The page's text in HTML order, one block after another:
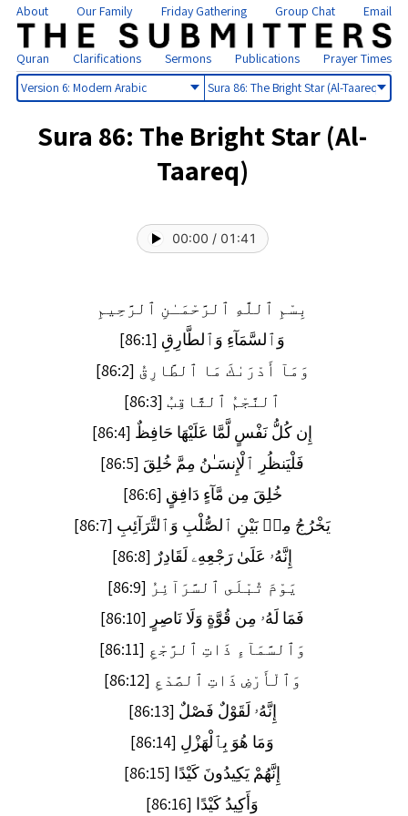
About Our Family Friday Gathering Group Chat Email
Quran Clarifications Sermons Publications Prayer Times
Select
Select
Sura 86: The Bright Star (Al-
Taareq)
00:00 / 01:41
بِسْمِ ٱللَّهِ ٱلرَّحْمَـٰنِ ٱلرَّحِيمِ
وَٱلسَّمَآءِ وَٱلطَّارِقِ [86:1]
وَمَآ أَدْرَىٰكَ مَا ٱلطَّارِقُ [86:2]
ٱلنَّجْمُ ٱلثَّاقِبُ [86:3]
إِن كُلُّ نَفْسٍ لَّمَّا عَلَيْهَا حَافِظٌ [86:4]
فَلْيَنظُرِ ٱلْإِنسَـٰنُ مِمَّ خُلِقَ [86:5]
خُلِقَ مِن مَّآءٍ دَافِقٍ [86:6]
يَخْرُجُ مِنۢ بَيْنِ ٱلصُّلْبِ وَٱلتَّرَآئِبِ [86:7]
إِنَّهُۥ عَلَىٰ رَجْعِهِۦ لَقَادِرٌ [86:8]
يَوْمَ تُبْلَى ٱلسَّرَآئِرُ [86:9]
فَمَا لَهُۥ مِن قُوَّةٍ وَلَا نَاصِرٍ [86:10]
وَٱلسَّمَآءِ ذَاتِ ٱلرَّجْعِ [86:11]
وَٱلْأَرْضِ ذَاتِ ٱلصَّدْعِ [86:12]
إِنَّهُۥ لَقَوْلٌ فَصْلٌ [86:13]
وَمَا هُوَ بِٱلْهَزْلِ [86:14]
إِنَّهُمْ يَكِيدُونَ كَيْدًا [86:15]
وَأَكِيدُ كَيْدًا [86:16]